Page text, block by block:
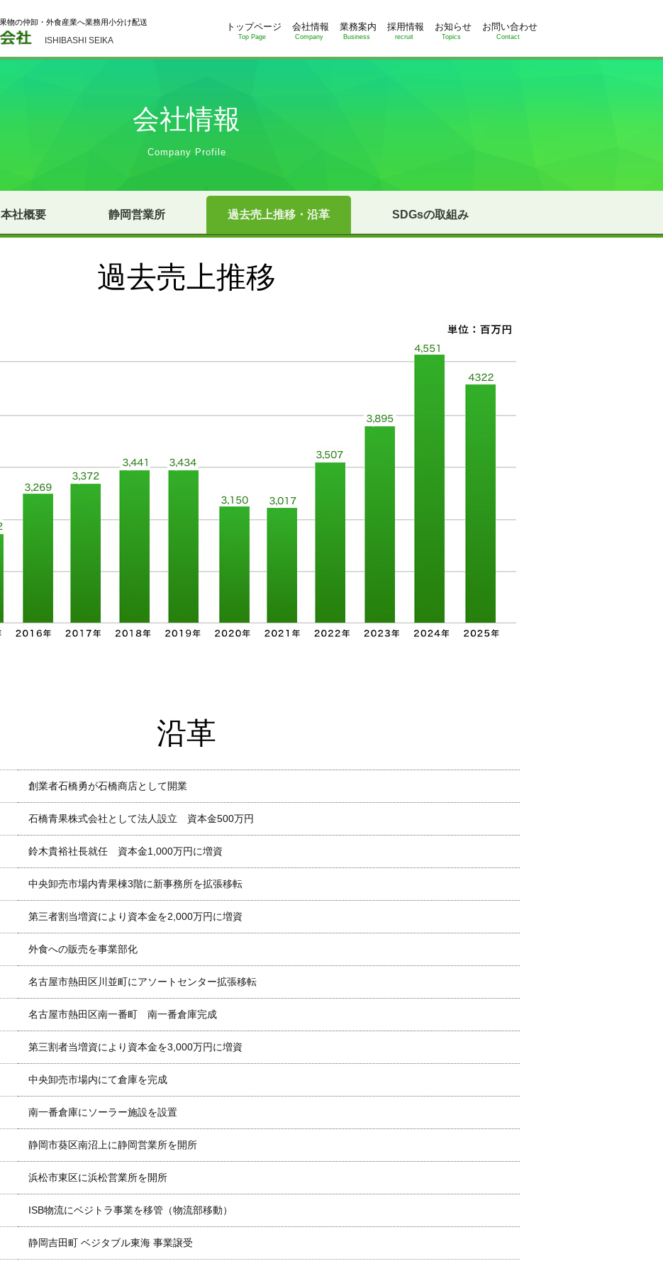
ISHIBASHI SEIKA
物の仲卸・外食産業へ業務用小分け配送 トップページ
Top Page
会社情報
Company
業務案内
Business
採用情報
recruit
お知らせ
Topics
お問い合わせ
Contact
会社情報
Company Profile
本社概要 静岡営業所 過去売上推移・沿革 SDGsの取組み
過去売上推移
沿革
創業者石橋勇が石橋商店として開業
石橋青果株式会社として法人設立 資本金500万円
鈴木貴裕社長就任 資本金1,000万円に増資
中央卸売市場内青果棟3階に新事務所を拡張移転
第三者割当増資により資本金を2,000万円に増資
外食への販売を事業部化
名古屋市熱田区川並町にアソートセンター拡張移転
名古屋市熱田区南一番町 南一番倉庫完成
第三割者当増資により資本金を3,000万円に増資
中央卸売市場内にて倉庫を完成
南一番倉庫にソーラー施設を設置
静岡市葵区南沼上に静岡営業所を開所
浜松市東区に浜松営業所を開所
ISB物流にベジトラ事業を移管（物流部移動）
静岡吉田町 ベジタブル東海 事業譲受